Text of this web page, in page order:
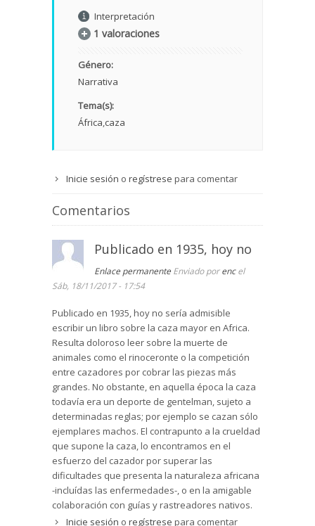
Interpretación
1 valoraciones
Género:
Narrativa
Tema(s):
África caza
Inicie sesión o regístrese para comentar
Comentarios
Publicado en 1935, hoy no
Enlace permanente Enviado porencel
Sáb, 18/11/2017 - 17:54
Publicado en 1935, hoy no sería admisible
escribir un libro sobre la caza mayor en Africa.
Resulta doloroso leer sobre la muerte de
animales como el rinoceronte o la competición
entre cazadores por cobrar las piezas más
grandes. No obstante, en aquella época la caza
todavía era un deporte de gentelman, sujeto a
determinadas reglas; por ejemplo se cazan sólo
ejemplares machos. El contrapunto a la crueldad
que supone la caza, lo encontramos en el
esfuerzo del cazador por superar las
dificultades que presenta la naturaleza africana
-incluídas las enfermedades-, o en la amigable
colaboración con guías y rastreadores nativos.
Inicie sesión o regístrese para comentar